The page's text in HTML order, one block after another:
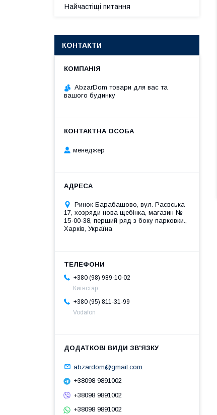
Найчастіщі питання
КОНТАКТИ
AbzarDom товари для вас та
вашого будинку
менеджер
Ринок Барабашово, вул. Раєвська
17, хозряди нова щебінка, магазин №
15-00-38, перший ряд з боку парковки.,
Харків, Україна
+380 (98) 989-10-02
Київстар
+380 (95) 811-31-99
Vodafon
abzardom@gmail.com
+38098 9891002
+38098 9891002
+38098 9891002